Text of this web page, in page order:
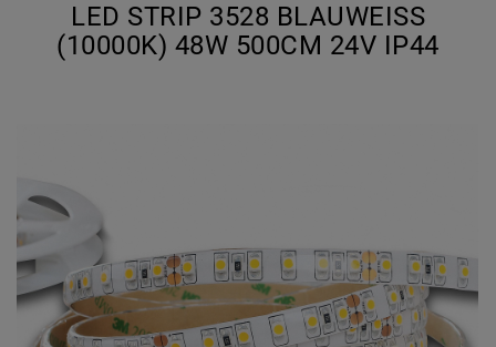
LED STRIP 3528 BLAUWEISS (
10000K) 48W 500CM 24V IP44